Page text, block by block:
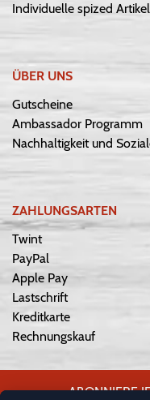
Individuelle spized Artikel
ÜBER UNS
Gutscheine
Ambassador Programm
Nachhaltigkeit und
ZAHLUNGSARTEN
Twint
PayPal
Apple Pay
Lastschrift
Kreditkarte
Rechnungskauf
ABONNIERE